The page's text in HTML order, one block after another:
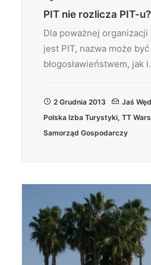
PIT nie rozlicza PIT-u?
Dla poważnej
jest PIT, nazwa może
błogosławieństwem, jak
2 Grudnia 2013 Jaś
Polska Izba Turystyki, TT
Samorząd Gospodarczy